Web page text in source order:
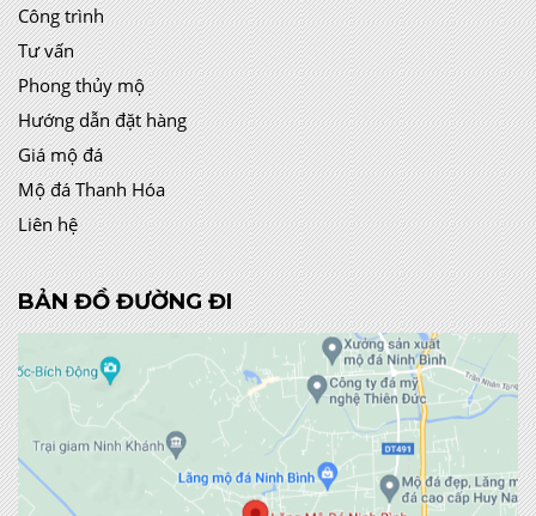
Công trình
Tư vấn
Phong thủy mộ
Hướng dẫn đặt hàng
Giá mộ đá
Mộ đá Thanh Hóa
Liên hệ
BẢN ĐỒ ĐƯỜNG ĐI